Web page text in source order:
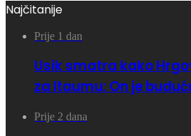
Najčitanije
Prije 1 dan
Usik smatra kako
za Itaumu: On je
Prije 2 dana